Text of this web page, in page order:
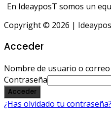
En IdeayposT somos un
Copyright © 2026 |
Acceder
Nombre de usuario o
Contraseña
Acceder
¿Has olvidado tu contraseña?